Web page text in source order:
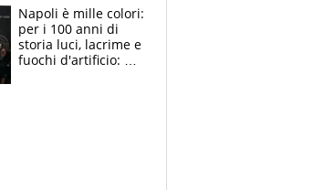
bigliettini
Napoli è mille colori:
per i 100 anni di
storia luci, lacrime e
fuochi d'artificio: De